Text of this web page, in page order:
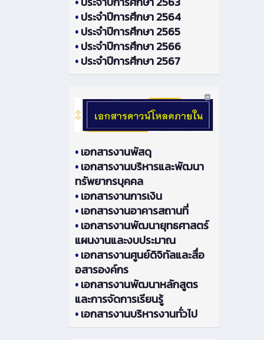
•ประจำปีการศึกษา 2564
•ประจำปีการศึกษา 2565
•ประจำปีการศึกษา 2566
•ประจำปีการศึกษา 2567
•เอกสารงานพัสดุ
•เอกสารงานบริหารและพัฒนา
ทรัพยากรบุคคล
•เอกสารงานการเงิน
•เอกสารงานอาคารสถานที่
•เอกสารงานพัฒนายุทธศาสตร์
แผนงานและงบประมาณ
•เอกสารงานศูนย์ดิจิทัลและสื่อ
อสารองค์กร
•เอกสารงานพัฒนาหลักสูตร
และการจัดการเรียนรู้
•เอกสารงานบริหารงานทั่วไป